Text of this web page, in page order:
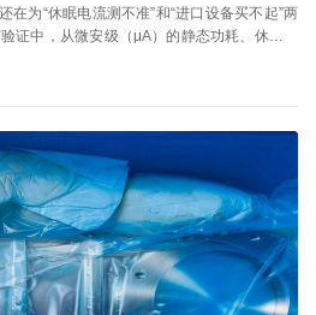
在为“休眠电流测不准”和“进口设备买不起”两
试望而却步；而普通分流器又因噪声大、精